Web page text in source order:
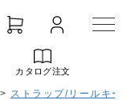
カタログ注文
> ストラップ/リールキー